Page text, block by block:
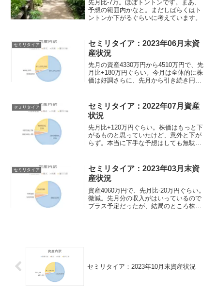
先月比-7万。ほぼトントンです。まあ、
予想の範囲内かなと。まだしばらくはト
ントンか下がるぐらいに考えています。
セミリタイア
セミリタイア：2023年06月末資
産状況
先月の資産4330万円から4510万円で、先
月比+180万円ぐらい。今月は全体的に株
価は好調さらに、先月から引き続き円安
4510万円 だいたい金融商品が3240万、
銀行口...
セミリタイア
セミリタイア：2022年07月資産
状況
先月比+120万円ぐらい。株価はもっと下
がるものと思っていたけど、意外と下が
らず。本当に下手な予想はしても無駄な
S&amp;P500などの指数があがったため
トータルがプラス。
セミリタイア
セミリタイア：2023年03月末資
産状況
資産4060万円で、先月比-20万円ぐらい。
微減。先月分の収入がはいっているので
プラス予定だったが、結局のところ株式
セミリタイア：2023年10月末資産状況